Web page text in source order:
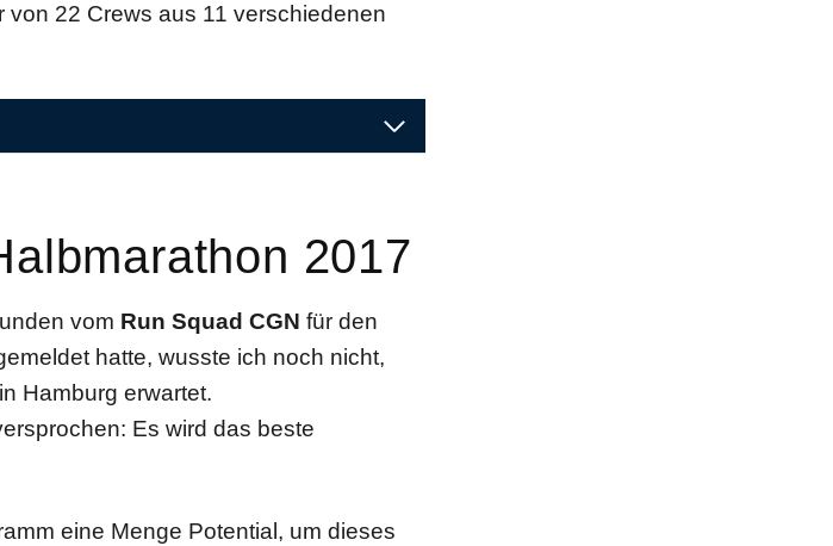
22 Crews aus 11 verschiedenen
2017
vom Run Squad CGN für den
hatte, wusste ich noch nicht,
Hamburg erwartet.
Es wird das beste
eine Menge Potential, um dieses